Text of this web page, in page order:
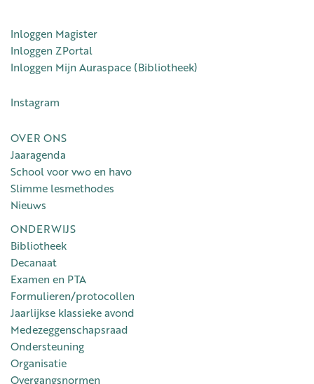
Inloggen Magister
Inloggen ZPortal
Inloggen Mijn Auraspace (Bibliotheek)
Instagram
OVER ONS
Jaaragenda
School voor vwo en havo
Slimme lesmethodes
Nieuws
ONDERWIJS
Bibliotheek
Decanaat
Examen en PTA
Formulieren/protocollen
Jaarlijkse klassieke avond
Medezeggenschapsraad
Ondersteuning
Organisatie
Overgangsnormen